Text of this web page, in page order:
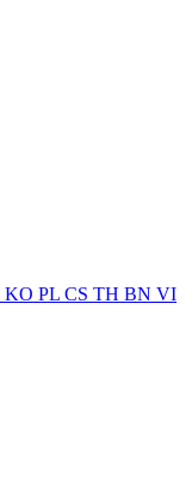
KO PL CS TH BN VI